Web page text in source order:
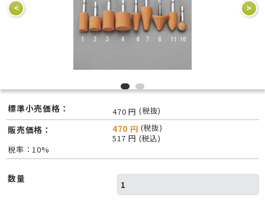
< >
標準小売価格： 470 円 (税抜)
販売価格： 470 円 (税抜)
517 円 (税込)
税率：10%
数量